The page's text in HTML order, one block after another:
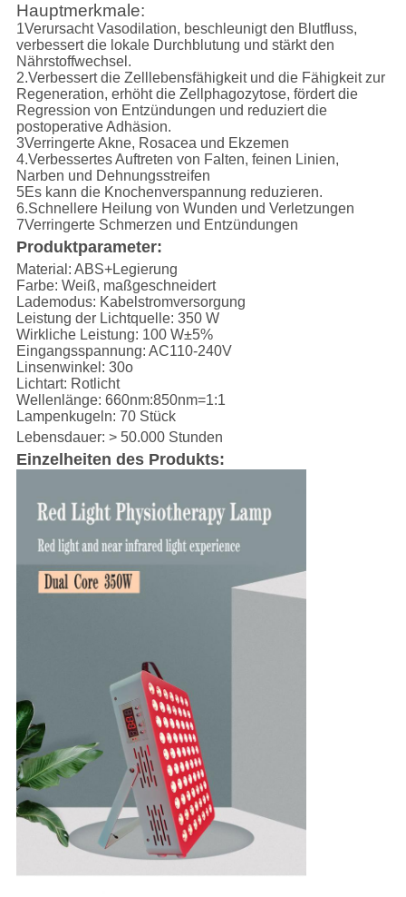
Hauptmerkmale:
1Verursacht Vasodilation, beschleunigt den Blutfluss,
verbessert die lokale Durchblutung und stärkt den
Nährstoffwechsel.
2.Verbessert die Zelllebensfähigkeit und die Fähigkeit zur
Regeneration, erhöht die Zellphagozytose, fördert die
Regression von Entzündungen und reduziert die
postoperative Adhäsion.
3Verringerte Akne, Rosacea und Ekzemen
4.Verbessertes Auftreten von Falten, feinen Linien,
Narben und Dehnungsstreifen
5Es kann die Knochenverspannung reduzieren.
6.Schnellere Heilung von Wunden und Verletzungen
7Verringerte Schmerzen und Entzündungen
Produktparameter:
Material: ABS+Legierung
Farbe: Weiß, maßgeschneidert
Lademodus: Kabelstromversorgung
Leistung der Lichtquelle: 350 W
Wirkliche Leistung: 100 W±5%
Eingangsspannung: AC110-240V
Linsenwinkel: 30o
Lichtart: Rotlicht
Wellenlänge: 660nm:850nm=1:1
Lampenkugeln: 70 Stück
Lebensdauer: > 50.000 Stunden
Einzelheiten des Produkts: